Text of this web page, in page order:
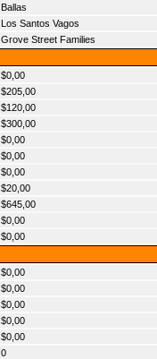
Ballas
Los Santos Vagos
Grove Street Families
$0,00
$205,00
$120,00
$300,00
$0,00
$0,00
$0,00
$20,00
$645,00
$0,00
$0,00
$0,00
$0,00
$0,00
$0,00
$0,00
0